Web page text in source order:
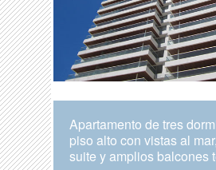
Apartamento de tres
piso alto con vistas al
suite y amplios balcones